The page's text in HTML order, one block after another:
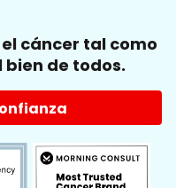
cáncer tal como
bien de todos.